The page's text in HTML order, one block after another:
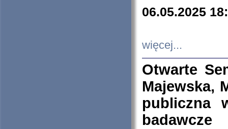
06.05.2025
więcej...
Otwarte
Majewska,
publiczna
badawcze